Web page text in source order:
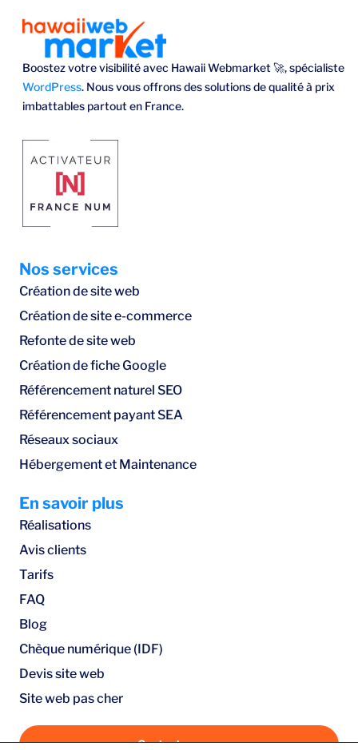
Boostez votre visibilité avec Hawaii Webmarket 🚀, spécialiste
WordPress. Nous vous offrons des solutions de qualité à prix
imbattables partout en France.
Nos services
Création de site web
Création de site e-commerce
Refonte de site web
Création de fiche Google
Référencement naturel SEO
Référencement payant SEA
Réseaux sociaux
Hébergement et Maintenance
En savoir plus
Réalisations
Avis clients
Tarifs
FAQ
Blog
Chèque numérique (IDF)
Devis site web
Site web pas cher
Contactez-nous